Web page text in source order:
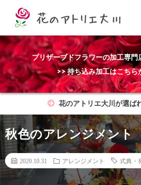
プリザーブドフラワーの加工専門
>> 持ち込み加工はこちら
花のアトリエ大川が選ば
秋色のアレンジメント
2020.10.31 アレンジメント 式典・